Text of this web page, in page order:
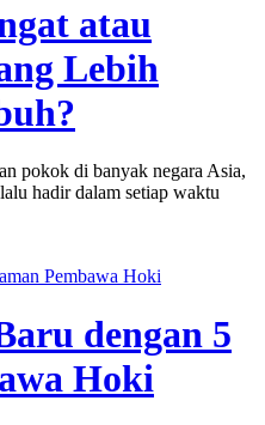
atau
Lebih
pokok di banyak negara Asia,
hadir dalam setiap waktu
Pembawa Hoki
dengan 5
Hoki